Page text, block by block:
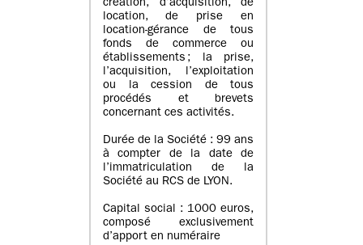
création, d’acquisition, de
location, de prise en
location-gérance de tous
fonds de commerce ou
établissements ; la prise,
l’acquisition, l’exploitation
ou la cession de tous
procédés et brevets
concernant ces activités.
Durée de la Société : 99 ans
à compter de la date de
l’immatriculation de la
Société au RCS de LYON.
Capital social : 1000 euros,
composé exclusivement
d’apport en numéraire